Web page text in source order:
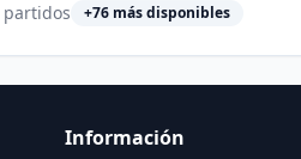
partidos +76 más disponibles
Información